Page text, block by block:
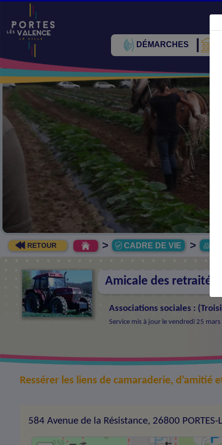
DÉMARCHES
RETOUR > CADRE DE VIE >
Amicale des retraités
Associations sociales : (
Service mis à jour le vendredi 25
Ressérer les liens de camaraderie, d'amitié
584 Avenue de la Résistance, 26800 PORTES-